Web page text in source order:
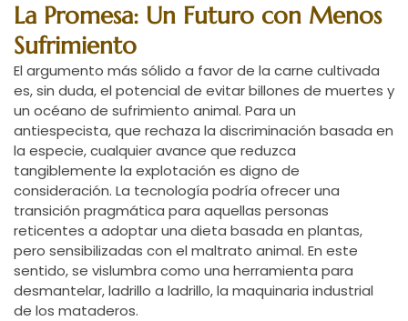
La Promesa: Un Futuro con Menos
Sufrimiento
El argumento más sólido a favor de la carne cultivada
es, sin duda, el potencial de evitar billones de muertes y
un océano de sufrimiento animal. Para un
antiespecista, que rechaza la discriminación basada en
la especie, cualquier avance que reduzca
tangiblemente la explotación es digno de
consideración. La tecnología podría ofrecer una
transición pragmática para aquellas personas
reticentes a adoptar una dieta basada en plantas,
pero sensibilizadas con el maltrato animal. En este
sentido, se vislumbra como una herramienta para
desmantelar, ladrillo a ladrillo, la maquinaria industrial
de los mataderos.